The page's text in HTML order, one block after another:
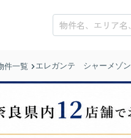
件一覧 エレガンテ シャーメゾン